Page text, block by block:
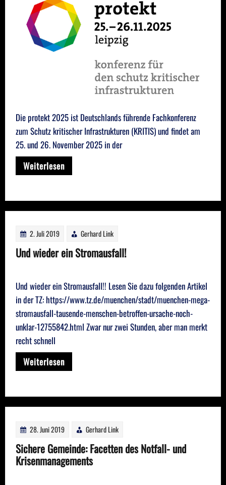
Die protekt 2025 ist Deutschlands führende Fachkonferenz
zum Schutz kritischer Infrastrukturen (KRITIS) und findet am
25. und 26. November 2025 in der
Weiterlesen
2. Juli 2019 Gerhard Link
Und wieder ein Stromausfall!
Und wieder ein Stromausfall!! Lesen Sie dazu folgenden Artikel
in der TZ: https://www.tz.de/muenchen/stadt/muenchen-mega-
stromausfall-tausende-menschen-betroffen-ursache-noch-
unklar-12755842.html Zwar nur zwei Stunden, aber man merkt
recht schnell
Weiterlesen
28. Juni 2019 Gerhard Link
Sichere Gemeinde: Facetten des Notfall- und
Krisenmanagements